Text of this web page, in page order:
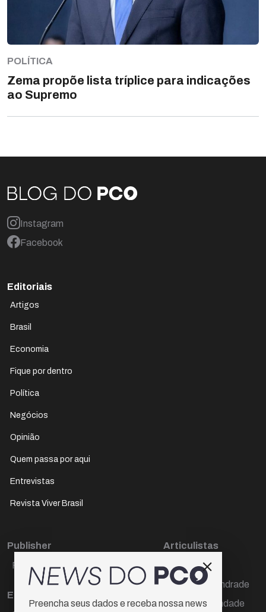
POLÍTICA
Zema propõe lista tríplice para indicações
ao Supremo
Instagram
Facebook
Editoriais
Artigos
Brasil
Economia
Fique por dentro
Política
Negócios
Opinião
Quem passa por aqui
Entrevistas
Revista Viver Brasil
Publisher
Paulo Cesar de Oliveira
Editora Chefe
Articulistas
Décio Freire
Dr Marcos Andrade
Hamilton Trindade
Preencha seus dados e receba nossa news